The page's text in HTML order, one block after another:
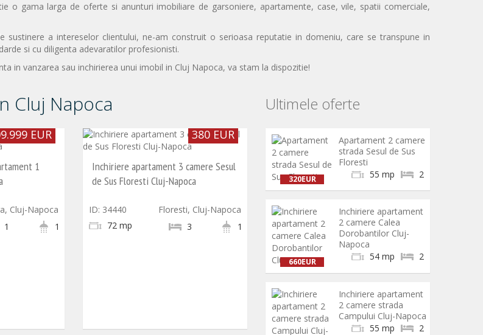
o gama larga de oferte si anunturi imobiliare de garsoniere, apartamente, case, vile, spatii comerciale,
sustinere a intereselor clientului, ne-am construit o serioasa reputatie in domeniu, care se transpune in
si cu diligenta adevaratilor profesionisti.
in vanzarea sau inchirierea unui imobil in Cluj Napoca, va stam la dispozitie!
Cluj Napoca
EUR
1
Cluj-Napoca
1
1
380 EUR
Inchiriere apartament 3 camere Sesul
de Sus Floresti Cluj-Napoca
ID: 34440
Floresti, Cluj-Napoca
1
3
72 mp
Ultimele oferte
320EUR
Apartament 2 camere
strada Sesul de Sus
Floresti
2
55 mp
660EUR
Inchiriere apartament
2 camere Calea
Dorobantilor Cluj-
Napoca
2
54 mp
Inchiriere apartament
2 camere strada
Campului Cluj-Napoca
2
55 mp